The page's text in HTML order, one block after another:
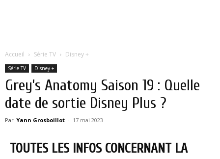
Accueil Série TV Disney +
Série TV Disney +
Grey’s Anatomy Saison 19 : Quelle
date de sortie Disney Plus ?
Par Yann Grosboillot - 17 mai 2023
TOUTES LES INFOS CONCERNANT LA